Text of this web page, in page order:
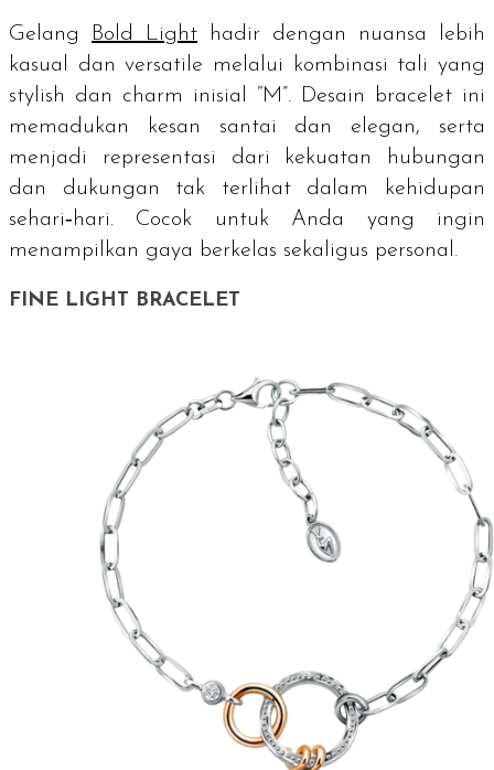
Gelang Bold Light hadir dengan nuansa lebih
kasual danversatile melalui kombinasi tali yang
stylish dan charm inisial “M”. Desain bracelet ini
memadukan kesan santai dan elegan, serta
menjadi representasi dari kekuatan hubungan
dan dukungan tak terlihat dalam kehidupan
sehari‑hari. Cocok untuk Anda yang ingin
menampilkan gaya berkelas sekaligus personal.
FINE LIGHT BRACELET